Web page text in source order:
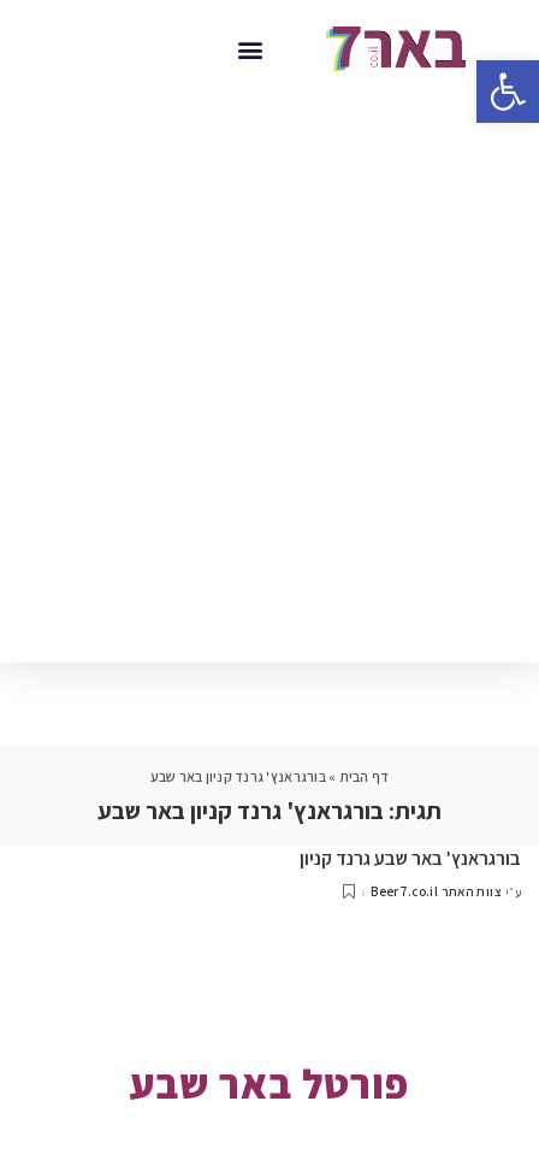
פתח סרגל נגישות
דף הבית »בורגראנץ' גרנד קניון באר שבע
תגית: בורגראנץ' גרנד קניון באר שבע
בורגראנץ' באר שבע גרנד קניון
ע״י צוות האתר Beer7.co.il
פורטל באר שבע